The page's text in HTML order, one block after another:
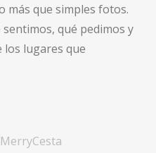
más que simples fotos.
qué pedimos y
los lugares que